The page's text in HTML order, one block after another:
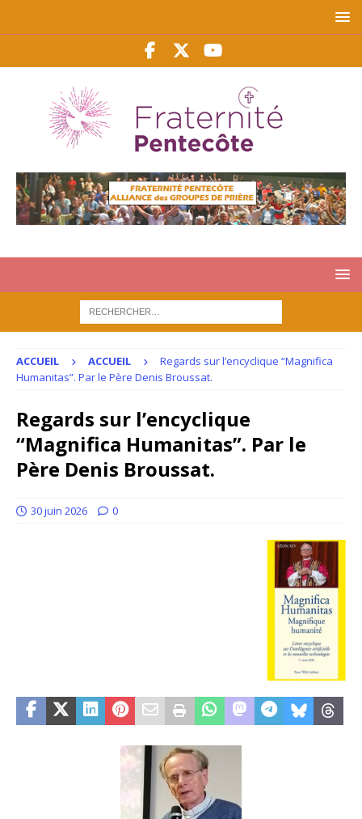
ACCUEIL ACCUEIL
Regards sur l’encyclique “Magnifica
Humanitas”. Par le Père Denis Broussat.
Regards sur l’encyclique
“Magnifica Humanitas”. Par le
Père Denis Broussat.
30 juin 2026 0